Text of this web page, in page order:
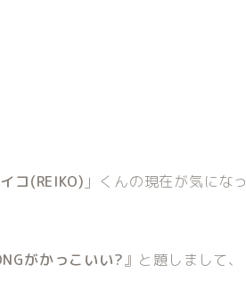
コ(REIKO) 」くんの現在が気になっ
がかっこいい?』と題しまして、